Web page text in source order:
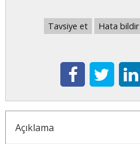
Tavsiye et Hata bildir
Açıklama